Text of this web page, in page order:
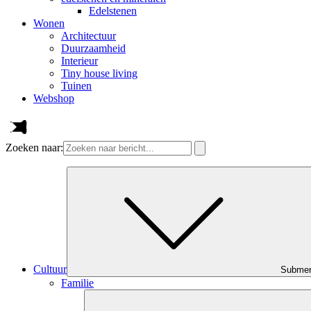
Edelstenen
Wonen
Architectuur
Duurzaamheid
Interieur
Tiny house living
Tuinen
Webshop
Zoeken naar:
Cultuur
Familie